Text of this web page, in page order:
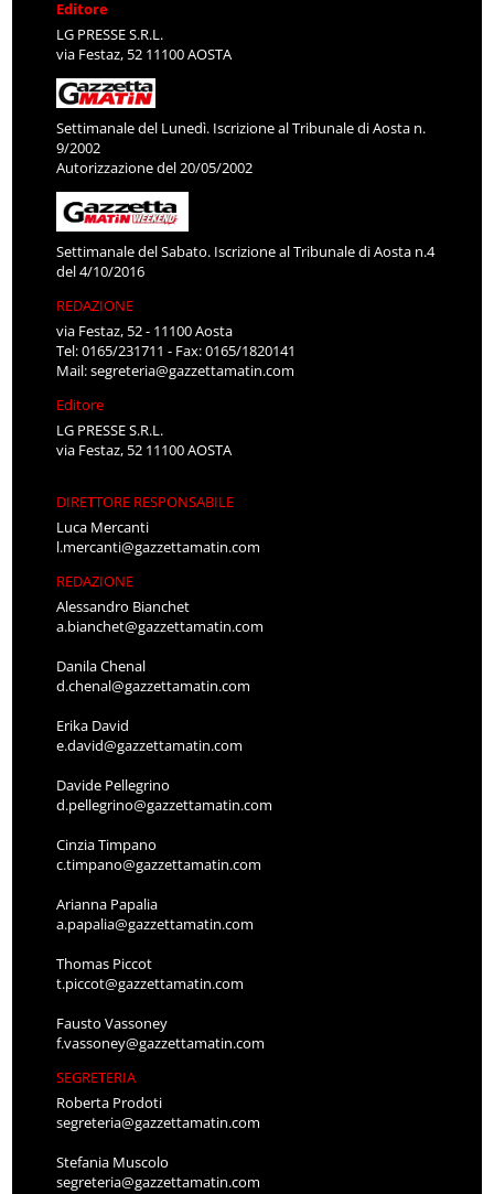
Editore
LG PRESSE S.R.L.
via Festaz, 52 11100 AOSTA
Settimanale del Lunedì. Iscrizione al Tribunale di Aosta n.
9/2002
Autorizzazione del 20/05/2002
Settimanale del Sabato. Iscrizione al Tribunale di Aosta n.4
del 4/10/2016
REDAZIONE
via Festaz, 52 - 11100 Aosta
Tel: 0165/231711 - Fax: 0165/1820141
Mail:segreteria@gazzettamatin.com
Editore
LG PRESSE S.R.L.
via Festaz, 52 11100 AOSTA
DIRETTORE RESPONSABILE
Luca Mercanti
l.mercanti@gazzettamatin.com
REDAZIONE
Alessandro Bianchet
a.bianchet@gazzettamatin.com
Danila Chenal
d.chenal@gazzettamatin.com
Erika David
e.david@gazzettamatin.com
Davide Pellegrino
d.pellegrino@gazzettamatin.com
Cinzia Timpano
c.timpano@gazzettamatin.com
Arianna Papalia
a.papalia@gazzettamatin.com
Thomas Piccot
t.piccot@gazzettamatin.com
Fausto Vassoney
f.vassoney@gazzettamatin.com
SEGRETERIA
Roberta Prodoti
segreteria@gazzettamatin.com
Stefania Muscolo
segreteria@gazzettamatin.com